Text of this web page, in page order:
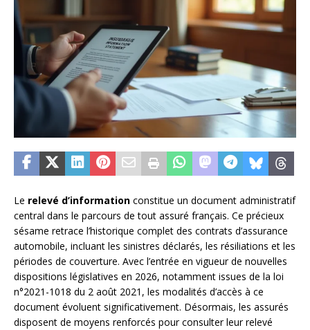
Le relevé d’information constitue un document administratif
central dans le parcours de tout assuré français. Ce précieux
sésame retrace l’historique complet des contrats d’assurance
automobile, incluant les sinistres déclarés, les résiliations et les
périodes de couverture. Avec l’entrée en vigueur de nouvelles
dispositions législatives en 2026, notamment issues de la loi
n°2021-1018 du 2 août 2021, les modalités d’accès à ce
document évoluent significativement. Désormais, les assurés
disposent de moyens renforcés pour consulter leur relevé